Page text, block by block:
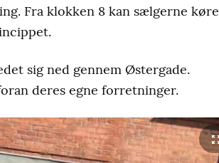
Fra klokken 8 kan sælgerne køre
sig ned gennem Østergade.
deres egne forretninger.